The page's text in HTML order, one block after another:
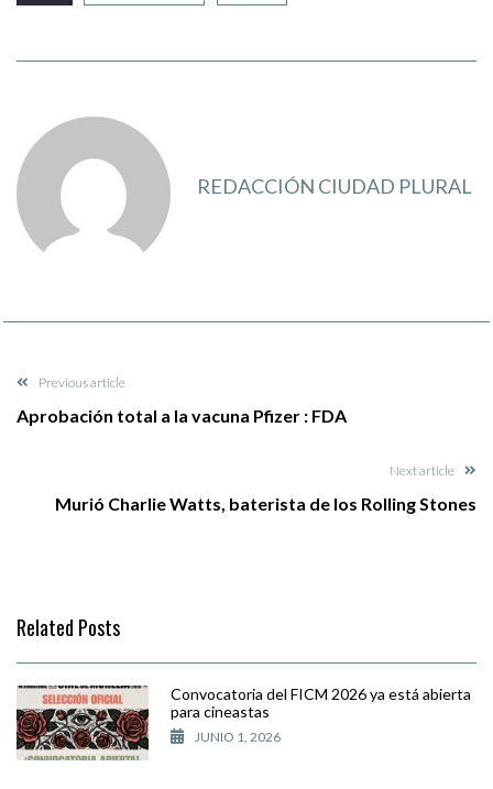
REDACCIÓN CIUDAD PLURAL
Previous article
Aprobación total a la vacuna Pfizer : FDA
Next article
Murió Charlie Watts, baterista de los Rolling Stones
Related Posts
Convocatoria del FICM 2026 ya está abierta
para cineastas
JUNIO 1, 2026